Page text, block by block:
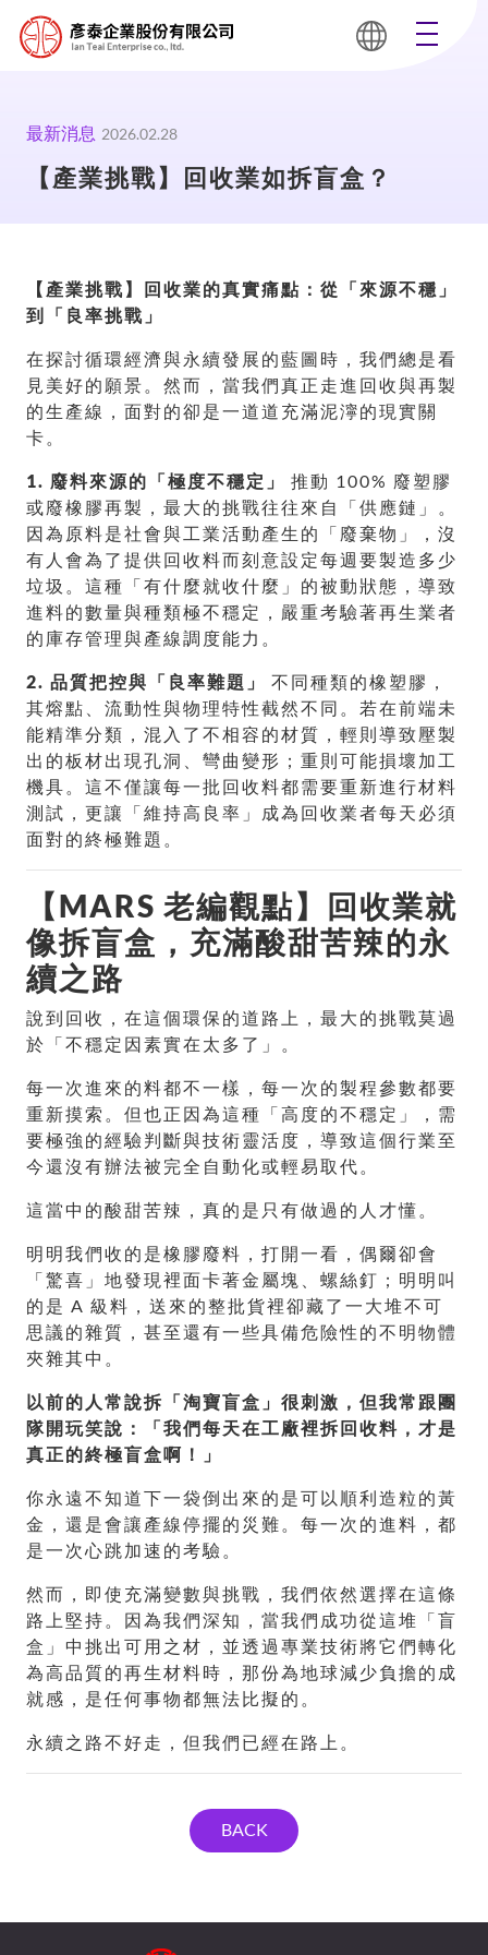
最新消息 2026.02.28
【產業挑戰】回收業如拆盲盒？
【產業挑戰】回收業的真實痛點：從「來源不穩」
到「良率挑戰」
在探討循環經濟與永續發展的藍圖時，我們總是看
見美好的願景。然而，當我們真正走進回收與再製
的生產線，面對的卻是一道道充滿泥濘的現實關
卡。
1. 廢料來源的「極度不穩定」
推動 100% 廢塑膠
或廢橡膠再製，最大的挑戰往往來自「供應鏈」。
因為原料是社會與工業活動產生的「廢棄物」，沒
有人會為了提供回收料而刻意設定每週要製造多少
垃圾。這種「有什麼就收什麼」的被動狀態，導致
進料的數量與種類極不穩定，嚴重考驗著再生業者
的庫存管理與產線調度能力。
2. 品質把控與「良率難題」
不同種類的橡塑膠，
其熔點、流動性與物理特性截然不同。若在前端未
能精準分類，混入了不相容的材質，輕則導致壓製
出的板材出現孔洞、彎曲變形；重則可能損壞加工
機具。這不僅讓每一批回收料都需要重新進行材料
測試，更讓「維持高良率」成為回收業者每天必須
面對的終極難題。
【MARS 老編觀點】回收業就
像拆盲盒，充滿酸甜苦辣的永
續之路
說到回收，在這個環保的道路上，最大的挑戰莫過
於「不穩定因素實在太多了」。
每一次進來的料都不一樣，每一次的製程參數都要
重新摸索。但也正因為這種「高度的不穩定」，需
要極強的經驗判斷與技術靈活度，導致這個行業至
今還沒有辦法被完全自動化或輕易取代。
這當中的酸甜苦辣，真的是只有做過的人才懂。
明明我們收的是橡膠廢料，打開一看，偶爾卻會
「驚喜」地發現裡面卡著金屬塊、螺絲釘；明明叫
的是 A 級料，送來的整批貨裡卻藏了一大堆不可
思議的雜質，甚至還有一些具備危險性的不明物體
夾雜其中。
以前的人常說拆「淘寶盲盒」很刺激，但我常跟團
隊開玩笑說：「我們每天在工廠裡拆回收料，才是
真正的終極盲盒啊！」
你永遠不知道下一袋倒出來的是可以順利造粒的黃
金，還是會讓產線停擺的災難。每一次的進料，都
是一次心跳加速的考驗。
然而，即使充滿變數與挑戰，我們依然選擇在這條
路上堅持。因為我們深知，當我們成功從這堆「盲
盒」中挑出可用之材，並透過專業技術將它們轉化
為高品質的再生材料時，那份為地球減少負擔的成
就感，是任何事物都無法比擬的。
永續之路不好走，但我們已經在路上。
BACK